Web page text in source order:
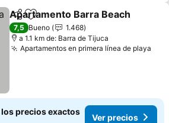
CompartirAgregar a favoritos
Apartamento Barra Beach
7,5 Bueno
1.468
a 1.1 km de: Barra de Tijuca
Apartamentos en primera línea de playa
precios exactos
Ver precios